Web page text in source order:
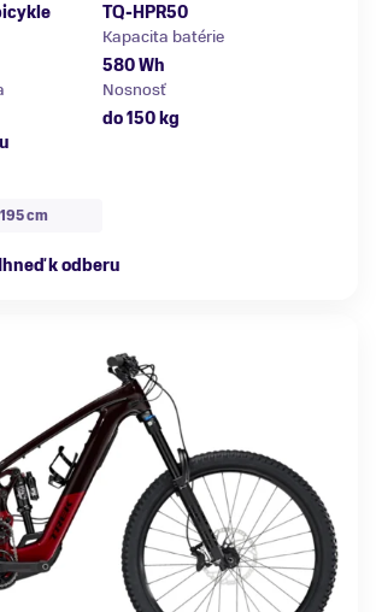
TQ-HPR50
Kapacita batérie
580 Wh
Nosnosť
do 150 kg
cm
k odberu